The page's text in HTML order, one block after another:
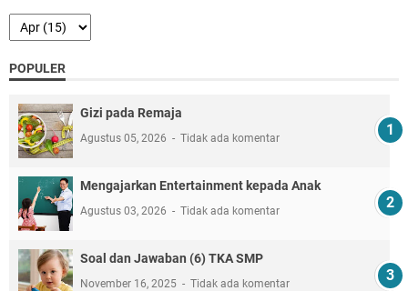
POPULER
Gizi pada Remaja
Agustus 05, 2026 Tidak ada komentar
Mengajarkan Entertainment kepada Anak
Agustus 03, 2026 Tidak ada komentar
Soal dan Jawaban (6) TKA SMP
November 16, 2025 Tidak ada komentar